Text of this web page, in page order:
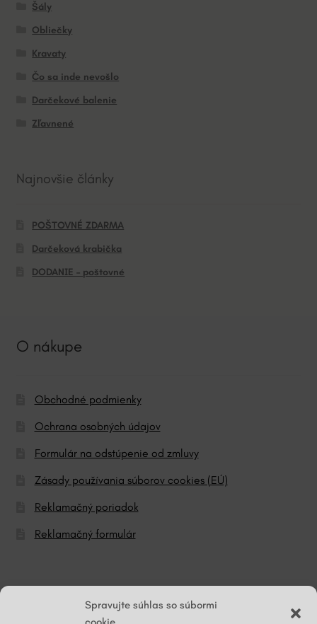
Spravujte súhlas so súbormi
Šály
Obliečky
Kravaty
Čo sa inde nevošlo
Darčekové balenie
Zľavnené
Najnovšie články
POŠTOVNÉ ZDARMA
Darčeková krabička
DODANIE – poštovné
O nákupe
Obchodné podmienky
Ochrana osobných údajov
Formulár na odstúpenie od zmluvy
Zásady používania súborov cookies (EÚ)
Reklamačný poriadok
Reklamačný formulár